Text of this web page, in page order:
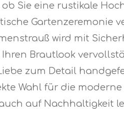
ob Sie eine rustikale
Gartenzeremonie
wird mit
Brautlook
zum Detail
Wahl für die moderne
auf Nachhaltigkeit